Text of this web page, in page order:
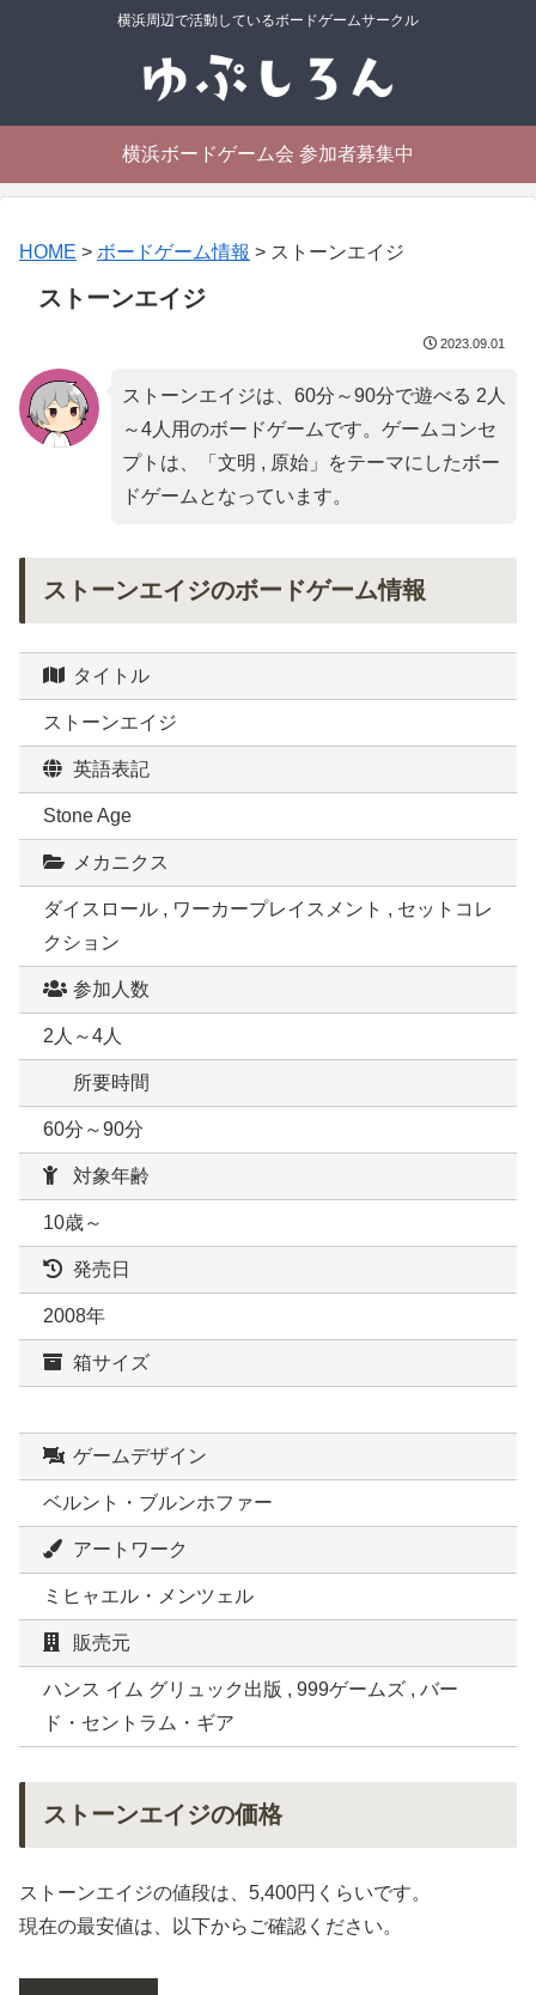
横浜周辺で活動しているボードゲームサークル
横浜ボードゲーム会 参加者募集中
HOME > ボードゲーム情報 > ストーンエイジ
ストーンエイジ
2023.09.01
ストーンエイジは、60分～90分で遊べる 2人
～4人用のボードゲームです。ゲームコンセ
プトは、「 文明 , 原始」をテーマにしたボー
ドゲームとなっています。
ストーンエイジのボードゲーム情報
タイトル
ストーンエイジ
英語表記
Stone Age
メカニクス
ダイスロール , ワーカープレイスメント , セットコレ
クション
参加人数
2人～4人
所要時間
60分～90分
対象年齢
10歳～
発売日
2008年
箱サイズ
ゲームデザイン
ベルント・ブルンホファー
アートワーク
ミヒャエル・メンツェル
販売元
ハンス イム グリュック出版 , 999ゲームズ , バー
ド・セントラム・ギア
ストーンエイジの価格
ストーンエイジの値段は、5,400円くらいです。
現在の最安値は、以下からご確認ください。